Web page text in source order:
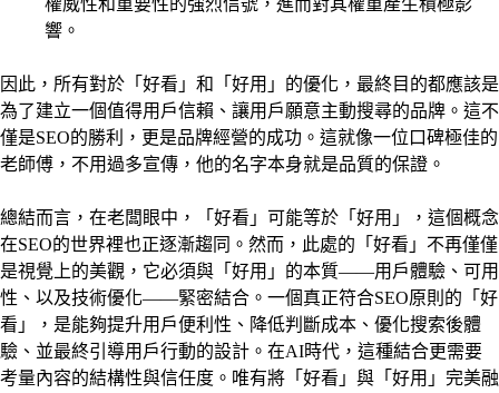
響。
因此，所有對於「好看」和「好用」的優化，最終目的都應該是
為了建立一個值得用戶信賴、讓用戶願意主動搜尋的品牌。這不
僅是SEO的勝利，更是品牌經營的成功。這就像一位口碑極佳的
老師傅，不用過多宣傳，他的名字本身就是品質的保證。
總結而言，在老闆眼中，「好看」可能等於「好用」，這個概念
在SEO的世界裡也正逐漸趨同。然而，此處的「好看」不再僅僅
是視覺上的美觀，它必須與「好用」的本質——用戶體驗、可用
性、以及技術優化——緊密結合。一個真正符合SEO原則的「好
看」，是能夠提升用戶便利性、降低判斷成本、優化搜索後體
驗、並最終引導用戶行動的設計。在AI時代，這種結合更需要
考量內容的結構性與信任度。唯有將「好看」與「好用」完美融